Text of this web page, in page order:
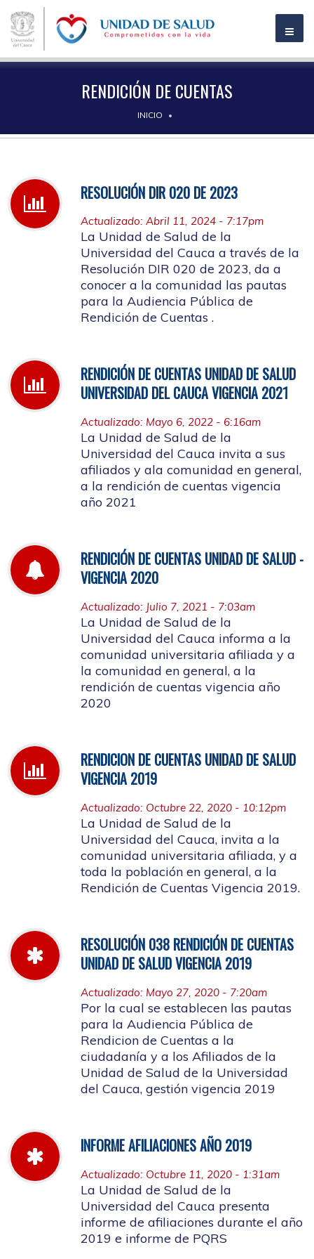
RENDICIÓN DE CUENTAS
INICIO
RESOLUCIÓN DIR 020 DE 2023
Actualizado: Abril 11, 2024 - 7:17pm
La Unidad de Salud de la
Universidad del Cauca a través de la
Resolución DIR 020 de 2023, da a
conocer a la comunidad las pautas
para la Audiencia Pública de
Rendición de Cuentas .
RENDICIÓN DE CUENTAS UNIDAD DE SALUD
UNIVERSIDAD DEL CAUCA VIGENCIA 2021
Actualizado: Mayo 6, 2022 - 6:16am
La Unidad de Salud de la
Universidad del Cauca invita a sus
afiliados y ala comunidad en general,
a la rendición de cuentas vigencia
año 2021
RENDICIÓN DE CUENTAS UNIDAD DE SALUD -
VIGENCIA 2020
Actualizado: Julio 7, 2021 - 7:03am
La Unidad de Salud de la
Universidad del Cauca informa a la
comunidad universitaria afiliada y a
la comunidad en general, a la
rendición de cuentas vigencia año
2020
RENDICION DE CUENTAS UNIDAD DE SALUD
VIGENCIA 2019
Actualizado: Octubre 22, 2020 - 10:12pm
La Unidad de Salud de la
Universidad del Cauca, invita a la
comunidad universitaria afiliada, y a
toda la población en general, a la
Rendición de Cuentas Vigencia 2019.
RESOLUCIÓN 038 RENDICIÓN DE CUENTAS
UNIDAD DE SALUD VIGENCIA 2019
Actualizado: Mayo 27, 2020 - 7:20am
Por la cual se establecen las pautas
para la Audiencia Pública de
Rendicion de Cuentas a la
ciudadanía y a los Afiliados de la
Unidad de Salud de la Universidad
del Cauca, gestión vigencia 2019
INFORME AFILIACIONES AÑO 2019
Actualizado: Octubre 11, 2020 - 1:31am
La Unidad de Salud de la
Universidad del Cauca presenta
informe de afiliaciones durante el año
2019 e informe de PQRS